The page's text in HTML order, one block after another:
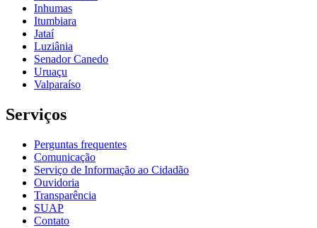
Inhumas
Itumbiara
Jataí
Luziânia
Senador Canedo
Uruaçu
Valparaíso
Serviços
Perguntas frequentes
Comunicação
Serviço de Informação ao Cidadão
Ouvidoria
Transparência
SUAP
Contato